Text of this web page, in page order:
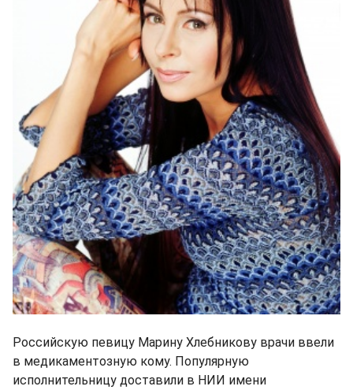
Российскую певицу Марину Хлебникову врачи ввели
в медикаментозную кому. Популярную
исполнительницу доставили в НИИ имени